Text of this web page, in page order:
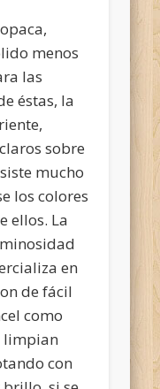
menos
las
éstas, la
sobre
mucho
los colores
ellos. La
en
de fácil
como
limpian
con